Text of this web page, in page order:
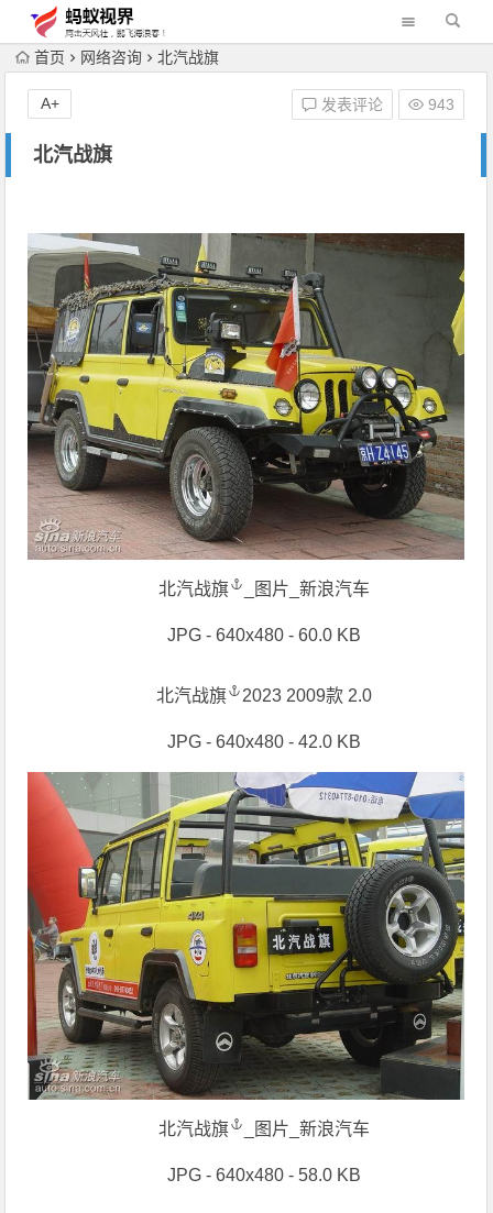
首页 网络咨询 北汽战旗
北汽战旗
发表评论 943
A+
北汽战旗 _图片_新浪汽车
JPG - 640x480 - 60.0 KB
北汽战旗 2023 2009款 2.0
JPG - 640x480 - 42.0 KB
北汽战旗 _图片_新浪汽车
JPG - 640x480 - 58.0 KB